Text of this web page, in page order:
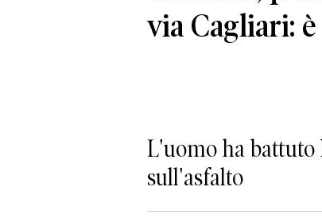
via Cagliari:
L'uomo ha battuto
sull'asfalto